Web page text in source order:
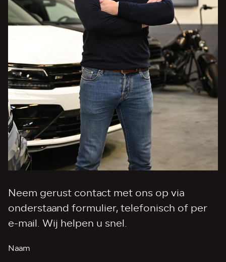
Neem gerust contact met ons op via
onderstaand formulier, telefonisch of per
e-mail. Wij helpen u snel.
Naam